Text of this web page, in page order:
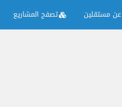
مستقلين تصفح المشاريع